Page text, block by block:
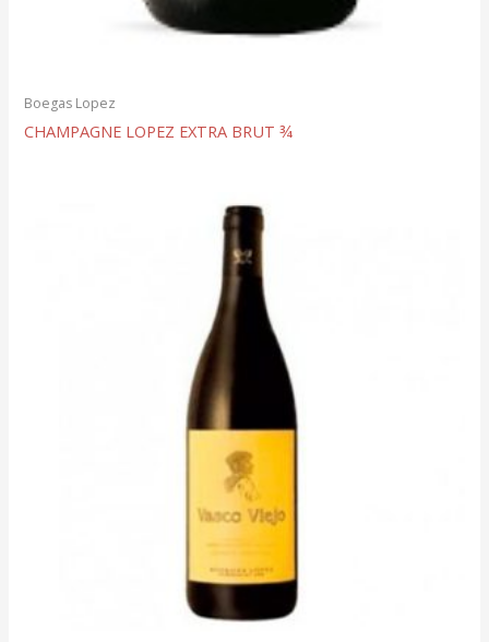
Boegas Lopez
CHAMPAGNE LOPEZ EXTRA BRUT ¾